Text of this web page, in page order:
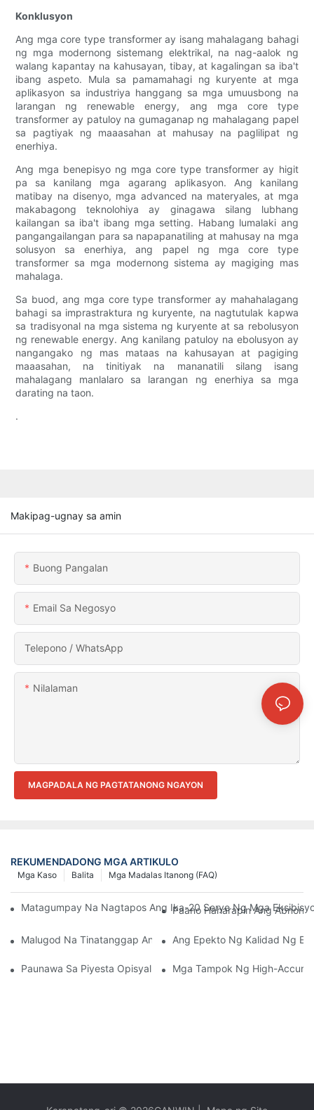
Konklusyon
Ang mga core type transformer ay isang mahalagang bahagi
ng mga modernong sistemang elektrikal, na nag-aalok ng
walang kapantay na kahusayan, tibay, at kagalingan sa iba't
ibang aspeto. Mula sa pamamahagi ng kuryente at mga
aplikasyon sa industriya hanggang sa mga umuusbong na
larangan ng renewable energy, ang mga core type
transformer ay patuloy na gumaganap ng mahalagang papel
sa pagtiyak ng maaasahan at mahusay na paglilipat ng
enerhiya.
Ang mga benepisyo ng mga core type transformer ay higit
pa sa kanilang mga agarang aplikasyon. Ang kanilang
matibay na disenyo, mga advanced na materyales, at mga
makabagong teknolohiya ay ginagawa silang lubhang
kailangan sa iba't ibang mga setting. Habang lumalaki ang
pangangailangan para sa napapanatiling at mahusay na mga
solusyon sa enerhiya, ang papel ng mga core type
transformer sa mga modernong sistema ay magiging mas
mahalaga.
Sa buod, ang mga core type transformer ay mahahalagang
bahagi sa imprastraktura ng kuryente, na nagtutulak kapwa
sa tradisyonal na mga sistema ng kuryente at sa rebolusyon
ng renewable energy. Ang kanilang patuloy na ebolusyon ay
nangangako ng mas mataas na kahusayan at pagiging
maaasahan, na tinitiyak na mananatili silang isang
mahalagang manlalaro sa larangan ng enerhiya sa mga
darating na taon.
.
Makipag-ugnay sa amin
Buong Pangalan
Email Sa Negosyo
Telepono / WhatsApp
Nilalaman
MAGPADALA NG PAGTATANONG NGAYON
REKUMENDADONG MGA ARTIKULO
Mga Madalas Itanong (FAQ)
Balita
Mga Kaso
Matagumpay Na Nagtapos Ang Ika-20 Serye Ng Mga
Paano Haharapin Ang
Malugod Na Tinatanggap Ang Mga Kostumer Ng Brazil Na
Ang Epekto Ng Kalidad Ng
Paunawa Sa Piyesta Opisyal Ng Bagong Taon Ng Tsino 2026
Mga Tampok Ng High-